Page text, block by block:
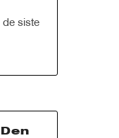
de siste